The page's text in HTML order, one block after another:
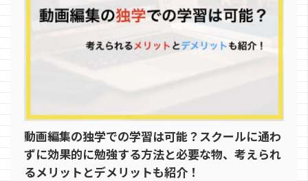
動画編集の独学での学習は可能？スクールに通わ
ずに効果的に勉強する方法と必要な物、考えられ
るメリットとデメリットも紹介！